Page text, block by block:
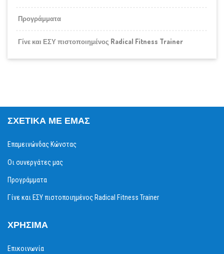
Προγράμματα
Γίνε και ΕΣΥ πιστοποιημένος Radical Fitness Trainer
ΣΧΕΤΙΚΆ ΜΕ ΕΜΆΣ
Επαμεινώνδας Κώνστας
Οι συνεργάτες μας
Προγράμματα
Γίνε και ΕΣΥ πιστοποιημένος Radical Fitness Trainer
ΧΡΉΣΙΜΑ
Επικοινωνία